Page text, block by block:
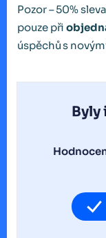
Pozor – 50%
pouze při
úspěchů s
Byly